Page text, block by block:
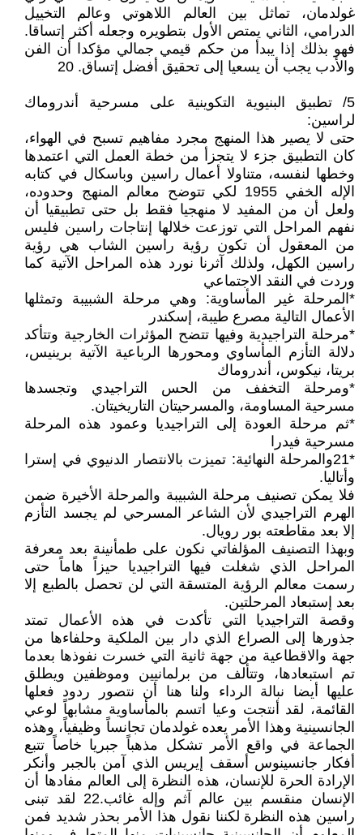
غولدمان، تماثل بين العالم اللاهوتي وعالم التخييل
الدرامي، الثاني يمتص الأول بتطويره وجعله أكثر إتساقا.
فهو بذلك إذا يبدأ من حكم قيمي جمالي مؤكدا أن الفن
والأدب يجب أن يسعيا إلى تحقيق أفضل إتساق. 20
5/ تطبيق البنيوية التكوينية على مسرحية أندروماك
لراسين:
حتى لا يصير هذا المنهج مجرد مفاهيم تسبح في الهواء،
كان التطبيق جزء لا يتجزأ من خطة العمل التي اعتمدها
وخطها لنفسه، متناولا أعمال راسين وباسكال في كتابه
الإله الخفي 1955 لكي تتوضح معالم المنهج وحدوده،
ولعل أن من المفيد لا منهجيا فقط بل حتى تطبيقيا أن
نفهم المراحل التي توزعت خلالها إنتاجات راسين فليس
من المعقول أن تكون رؤية راسين الشاب هي رؤية
راسين الكهل، ولذلك آثرنا نورد هذه المراحل الآتية كما
وردت في النقد الاجتماعي
*المرحلة غير المأساوية: وهي مرحلة الشبيبة وتمثلها
الأعمال التالية مصرع طيبة، إسكندر
*مرحلة التراجيدية وفيها تتضح المؤثرات الخارجية وتتأكد
دلالة التأزم المأساوي ومحورها الرباعية الآتية برينيس،
بريتا، نيكوس، أندروماك
*ومرحلة التخفف من الحس التراجيدي وتجسدها
مسرحية المساومة، والمسرحيتان التاريخيتان.
*ثم مرحلة العودة إلى التراجيديا وعمود هذه المرحلة
مسرحية فيدرا
*21والمرحلة النهائية: تميزت بالانتصار الدنيوي في إسترا
وأتاليا.
فلا يمكن تصنيف مرحلة الشبيبة والمرحلة الأخيرة ضمن
الهرم التراجيدي لأن الشاعر المسرحي لم يجسد التأزم
إلا بعد مقاطعته بور رويال.
وبهذا التصنيف المؤلفاتي نكون على طمأنينة بعد معرفة
المراحل الذي شغلت فيها التراجيديا حيزاً هاماً حتى
رسمت معالم الرؤية المتسقة التي لن تحصل بالطبع إلا
بعد إستبعاد المرحلتين.
وقصة التراجيديا التي تأكدت في هذه الأعمال تمتد
جذورها إلى الصراع الذي دار بين الملكية وحلفاءها من
جهة والاقطاعية من جهة ثانية التي خسرت نفوذها بعدما
تم استبعادها، وتتألف من برلمانيين وموظفين ويطلق
عليها أيضا نبالة الرداء ولنا هنا أن نتصور ردود فعلها
القائمة، لقد أنتجت وعيا اتسم بالمأساوية مشابهاً لوعي
الجانسينية وهذا الأمر يعده غولدمان تجانساً وظيفياً، وهذه
الجماعة في واقع الأمر تشكل مذهباً جبريا خاصاً تتبع
أفكار جانسينوس أسقف إيريس الذي آمن بالجبر وأنكر
الإرادة الحرة للإنسان، هذه النظرة إلى العالم مفادها أن
الإنسان منقسم بين عالم آثم وإله غائب.22 لقد تبنى
راسين هذه النظرة لكننا نقول هذا الأمر بحذر شديد فمن